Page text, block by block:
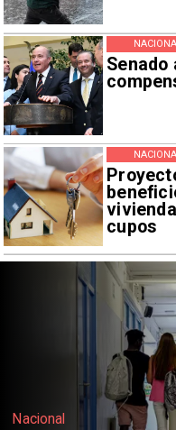
Senado
cupos
Regiones